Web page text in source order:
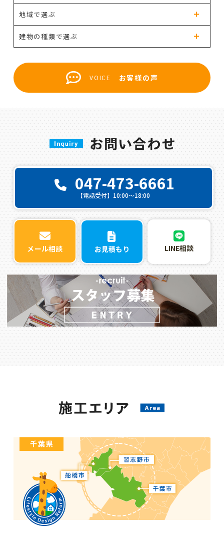
地域で選ぶ
建物の種類で選ぶ
VOICE お客様の声
047-473-6661
【電話受付】10:00〜18:00
メール相談 お見積もり LINE相談